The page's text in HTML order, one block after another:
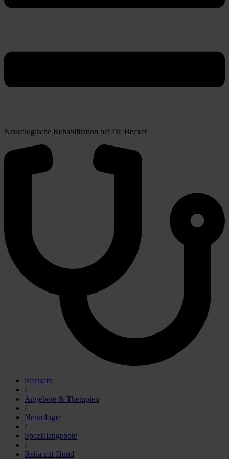
Neurologische Rehabilitation bei Dr. Becker
Startseite
/
Angebote & Therapien
/
Neurologie
/
Spezialangebote
/
Reha mit Hund